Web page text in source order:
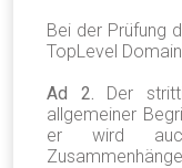
Bei der Prüfung
TopLevel
Ad 2. Der
allgemeiner
er wird